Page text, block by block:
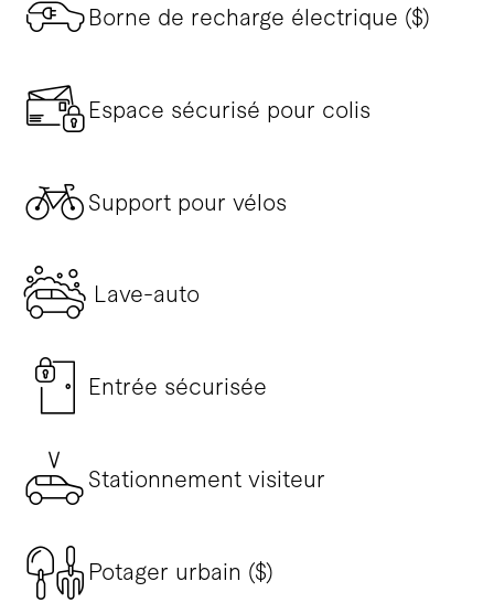
Borne de recharge électrique ($)
Espace sécurisé pour colis
Support pour vélos
Lave-auto
Entrée sécurisée
Stationnement visiteur
Potager urbain ($)